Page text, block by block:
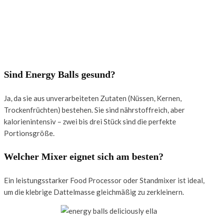
Sind Energy Balls gesund?
Ja, da sie aus unverarbeiteten Zutaten (Nüssen, Kernen,
Trockenfrüchten) bestehen. Sie sind nährstoffreich, aber
kalorienintensiv – zwei bis drei Stück sind die perfekte
Portionsgröße.
Welcher Mixer eignet sich am besten?
Ein leistungsstarker Food Processor oder Standmixer ist ideal,
um die klebrige Dattelmasse gleichmäßig zu zerkleinern.